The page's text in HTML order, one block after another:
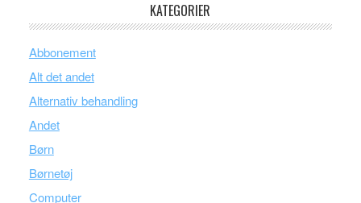
KATEGORIER
Abbonement
Alt det andet
Alternativ behandling
Andet
Børn
Børnetøj
Computer